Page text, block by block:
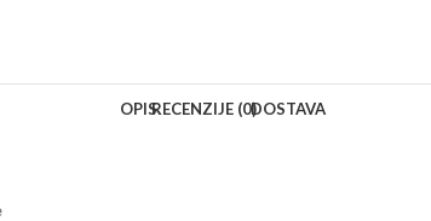
OPISRECENZIJE (0)DOSTAVA